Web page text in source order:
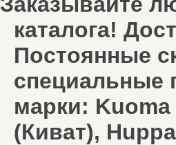
каталога!
Постоянные
специальные
марки:
(Киват),